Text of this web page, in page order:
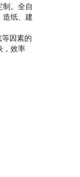
制。全自
造纸、建
因素的
，效率